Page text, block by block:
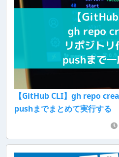
【GitHub CLI】gh repo
pushまでまとめて実行する